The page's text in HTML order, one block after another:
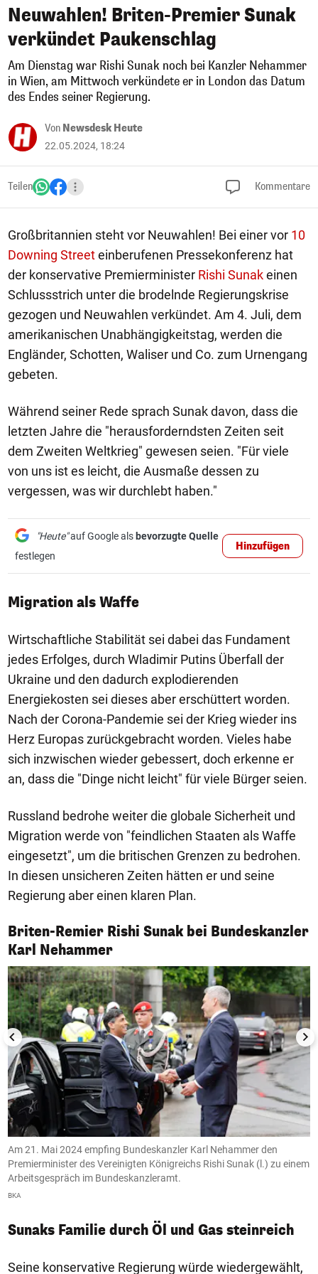
Neuwahlen! Briten-Premier Sunak
verkündet Paukenschlag
Am Dienstag war Rishi Sunak noch bei Kanzler Nehammer
in Wien, am Mittwoch verkündete er in London das Datum
des Endes seiner Regierung.
Von Newsdesk Heute
22.05.2024, 18:24
Teilen Kommentare
Großbritannien steht vor Neuwahlen! Bei einer vor 10
Downing Streeteinberufenen Pressekonferenz hat
der konservative Premierminister Rishi Sunakeinen
Schlussstrich unter die brodelnde Regierungskrise
gezogen und Neuwahlen verkündet. Am 4. Juli, dem
amerikanischen Unabhängigkeitstag, werden die
Engländer, Schotten, Waliser und Co. zum Urnengang
gebeten.
Während seiner Rede sprach Sunak davon, dass die
letzten Jahre die "herausforderndsten Zeiten seit
dem Zweiten Weltkrieg" gewesen seien. "Für viele
von uns ist es leicht, die Ausmaße dessen zu
vergessen, was wir durchlebt haben."
"Heute"auf Google als bevorzugte Quelle
festlegen
Hinzufügen
Migration als Waffe
Wirtschaftliche Stabilität sei dabei das Fundament
jedes Erfolges, durch Wladimir Putins Überfall der
Ukraine und den dadurch explodierenden
Energiekosten sei dieses aber erschüttert worden.
Nach der Corona-Pandemie sei der Krieg wieder ins
Herz Europas zurückgebracht worden. Vieles habe
sich inzwischen wieder gebessert, doch erkenne er
an, dass die "Dinge nicht leicht" für viele Bürger seien.
Russland bedrohe weiter die globale Sicherheit und
Migration werde von "feindlichen Staaten als Waffe
eingesetzt", um die britischen Grenzen zu bedrohen.
In diesen unsicheren Zeiten hätten er und seine
Regierung aber einen klaren Plan.
Briten-Remier Rishi Sunak bei Bundeskanzler
Karl Nehammer
1/8
Am 21. Mai 2024 empfing Bundeskanzler Karl Nehammer den
Premierminister des Vereinigten Königreichs Rishi Sunak (l.) zu einem
Arbeitsgespräch im Bundeskanzleramt.
BKA
Sunaks Familie durch Öl und Gas steinreich
Seine konservative Regierung würde wiedergewählt,